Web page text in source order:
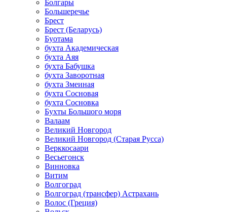
Болгары
Большеречье
Брест
Брест (Беларусь)
Буотама
бухта Академическая
бухта Аяя
бухта Бабушка
бухта Заворотная
бухта Змеиная
бухта Сосновая
бухта Сосновка
Бухты Большого моря
Валаам
Великий Новгород
Великий Новгород (Старая Русса)
Верккосаари
Весьегонск
Винновка
Витим
Волгоград
Волгоград (трансфер) Астрахань
Волос (Греция)